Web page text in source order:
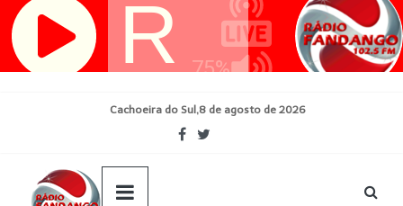
Pular
para
Cachoeira do Sul,8 de agosto de 2026